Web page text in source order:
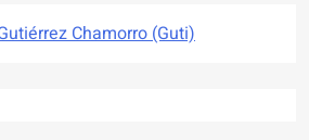
Chamorro (Guti)